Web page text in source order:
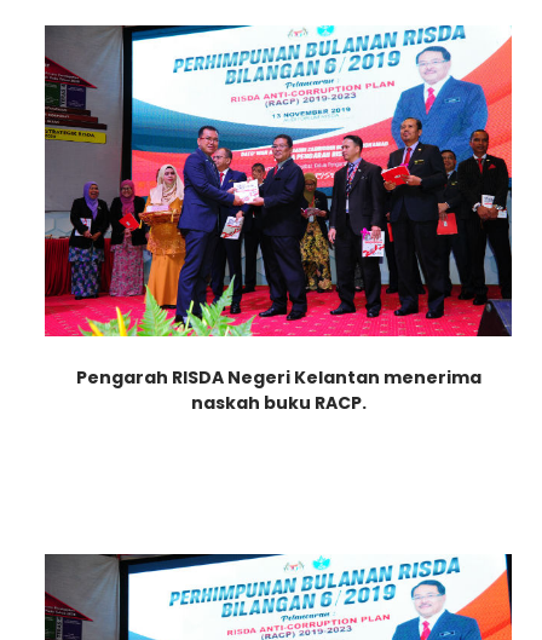
Pengarah RISDA Negeri Kelantan menerima
naskah buku RACP.